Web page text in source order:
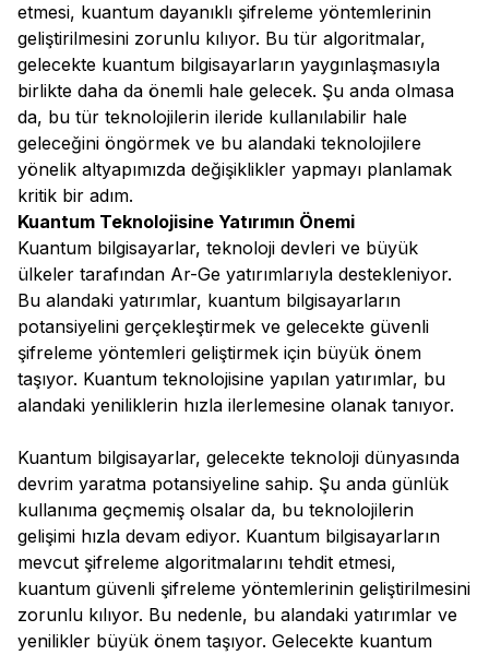
etmesi, kuantum dayanıklı şifreleme yöntemlerinin
geliştirilmesini zorunlu kılıyor. Bu tür algoritmalar,
gelecekte kuantum bilgisayarların yaygınlaşmasıyla
birlikte daha da önemli hale gelecek. Şu anda olmasa
da, bu tür teknolojilerin ileride kullanılabilir hale
geleceğini öngörmek ve bu alandaki teknolojilere
yönelik altyapımızda değişiklikler yapmayı planlamak
kritik bir adım.
Kuantum Teknolojisine Yatırımın Önemi
Kuantum bilgisayarlar, teknoloji devleri ve büyük
ülkeler tarafından Ar-Ge yatırımlarıyla destekleniyor.
Bu alandaki yatırımlar, kuantum bilgisayarların
potansiyelini gerçekleştirmek ve gelecekte güvenli
şifreleme yöntemleri geliştirmek için büyük önem
taşıyor. Kuantum teknolojisine yapılan yatırımlar, bu
alandaki yeniliklerin hızla ilerlemesine olanak tanıyor.
Kuantum bilgisayarlar, gelecekte teknoloji dünyasında
devrim yaratma potansiyeline sahip. Şu anda günlük
kullanıma geçmemiş olsalar da, bu teknolojilerin
gelişimi hızla devam ediyor. Kuantum bilgisayarların
mevcut şifreleme algoritmalarını tehdit etmesi,
kuantum güvenli şifreleme yöntemlerinin geliştirilmesini
zorunlu kılıyor. Bu nedenle, bu alandaki yatırımlar ve
yenilikler büyük önem taşıyor. Gelecekte kuantum